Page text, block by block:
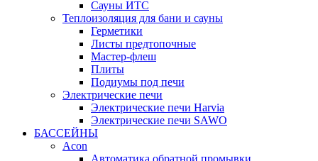
Сауны ИТС
Теплоизоляция для бани и сауны
Герметики
Листы предтопочные
Мастер-флеш
Плиты
Подиумы под печи
Электрические печи
Электрические печи Harvia
Электрические печи SAWO
БАССЕЙНЫ
Acon
Автоматика обратной промывки